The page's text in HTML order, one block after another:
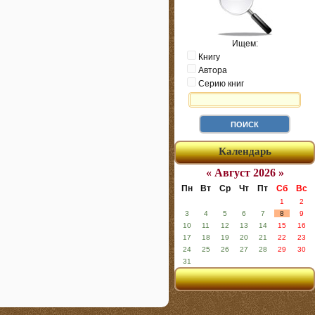
Ищем:
Книгу
Автора
Серию книг
Календарь
« Август 2026 »
Пн Вт Ср Чт Пт Сб Вс
1
2
3
4 5 6 7 8
9
10
11 12 13 14 15
16
17
18 19 20 21 22
23
24
25 26 27 28 29
30
31